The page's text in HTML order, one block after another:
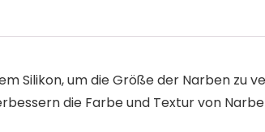
um die Größe der Narben zu
die Farbe und Textur von